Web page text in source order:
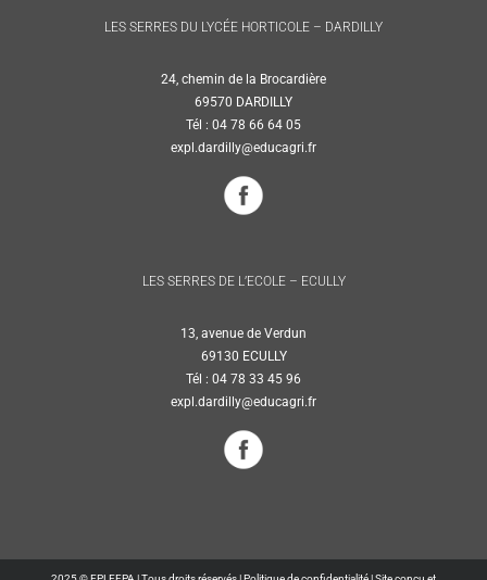
LES SERRES DU LYCÉE HORTICOLE – DARDILLY
24, chemin de la Brocardière
69570 DARDILLY
Tél : 04 78 66 64 05
expl.dardilly@educagri.fr
LES SERRES DE L’ECOLE – ECULLY
13, avenue de Verdun
69130 ECULLY
Tél : 04 78 33 45 96
expl.dardilly@educagri.fr